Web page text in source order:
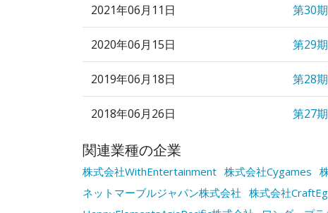
2021年06月11日 第30
2020年06月15日 第29
2019年06月18日 第28
2018年06月26日 第27
関連業種の企業
株式会社WithEntertainment 株式会社Cygames
ネットマーブルジャパン株式会社
株式会社